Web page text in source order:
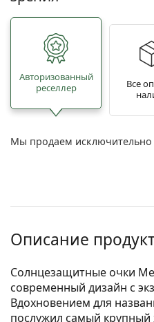
Авторизованный
реселлер
Все
Мы продаем исключительно
Описание
Солнцезащитные очки
современный дизайн с
Вдохновением для
послужил самый крупный